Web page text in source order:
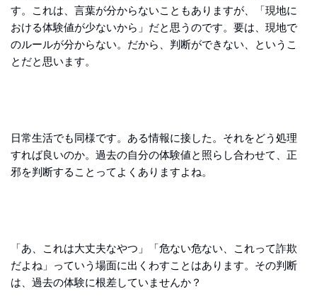
す。これは、言葉が分からないこともありますが、「現地に
おける体験値が少ないから」だと思うのです。要は、現地で
のルールが分からない。だから、判断ができない、というこ
とだと思います。
日常生活でも同様です。ある情報に接した。それをどう処理
すれば良いのか。過去の自分の体験値と照らし合わせて、正
邪を判断することってよくありますよね。
「あ、これは大丈夫なやつ」「危ない危ない、これって詐欺
だよね」っていう場面に出くわすことはあります。その判断
は、過去の体験に根差していませんか？